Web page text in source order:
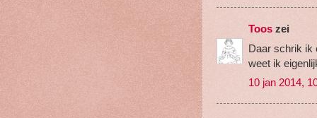
Toos zei
Daar schrik ik
weet ik
10 jan 2014,